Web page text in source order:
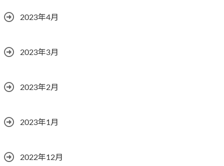
2023年4月
2023年3月
2023年2月
2023年1月
2022年12月